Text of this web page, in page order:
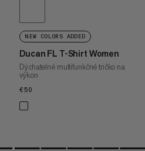
NEW COLORS ADDED
Ducan FL T-Shirt Women
Dýchatelné multifunkčné tričko na
výkon
€50